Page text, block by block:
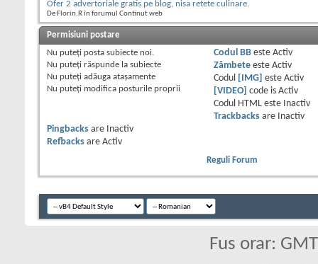
Ofer 2 advertoriale gratis pe blog, nisa retete culinare.
De Florin.R în forumul Continut web
Permisiuni postare
Nu puteţi posta subiecte noi.
Nu puteţi răspunde la subiecte
Nu puteţi adăuga ataşamente
Nu puteţi modifica posturile proprii
Codul BBeste Activ
Zâmbeteeste Activ
Codul
[IMG] este Activ
[VIDEO] code is Activ
Codul HTML este
Inactiv
Trackbacksare
Inactiv
Pingbacks are
Inactiv
Refbacks are Activ
Reguli Forum
Fus orar: